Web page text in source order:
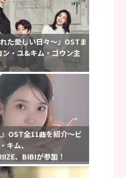
た愛しい日々〜』OSTま
ン・ユ&キム・ゴウン主
』OST全11曲を紹介〜ビ
キム、
、BIBIが参加！